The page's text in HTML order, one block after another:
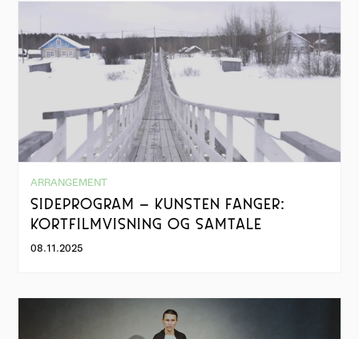
ARRANGEMENT
SIDEPROGRAM – KUNSTEN FANGER:
KORTFILMVISNING OG SAMTALE
08.11.2025